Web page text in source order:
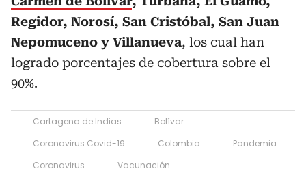
Regidor, Norosí, San Cristóbal, San Juan
Nepomuceno y Villanueva, los cual han
logrado porcentajes de cobertura sobre el
90%.
Cartagena de Indias
Bolívar
Coronavirus Covid-19
Colombia
Pandemia
Coronavirus
Vacunación